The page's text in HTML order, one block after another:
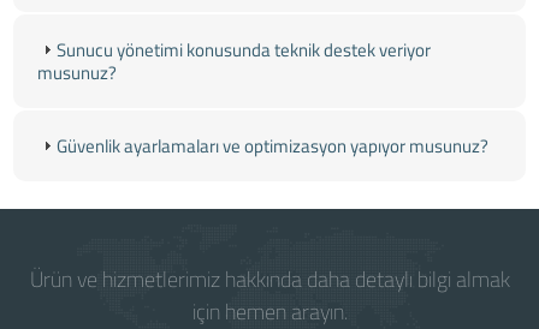
Sunucu yönetimi konusunda teknik destek veriyor
musunuz?
Güvenlik ayarlamaları ve optimizasyon yapıyor musunuz?
Ürün ve hizmetlerimiz hakkında daha detaylı bilgi almak
için hemen arayın.